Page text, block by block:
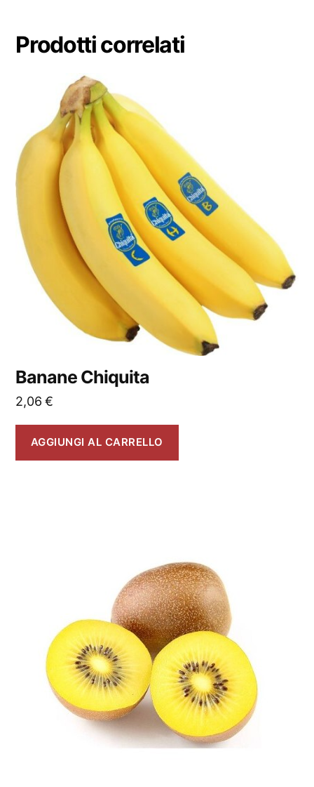
Prodotti correlati
Banane Chiquita
2,06€
AGGIUNGI AL CARRELLO